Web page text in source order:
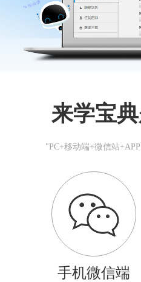
来学宝
"PC+移动端+微信站
手机微信端